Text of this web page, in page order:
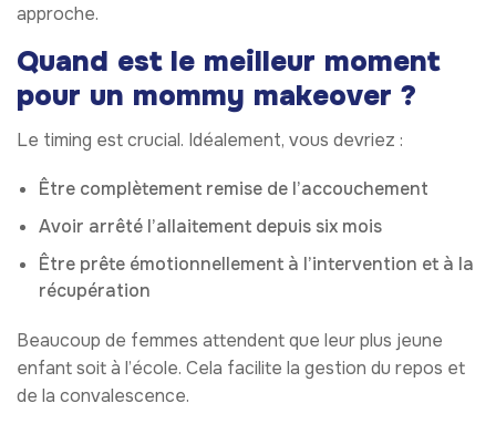
approche.
Quand est le meilleur moment
pour un mommy makeover ?
Le timing est crucial. Idéalement, vous devriez :
Être complètement remise de l’accouchement
Avoir arrêté l’allaitement depuis six mois
Être prête émotionnellement à l’intervention et à la
récupération
Beaucoup de femmes attendent que leur plus jeune
enfant soit à l’école. Cela facilite la gestion du repos et
de la convalescence.